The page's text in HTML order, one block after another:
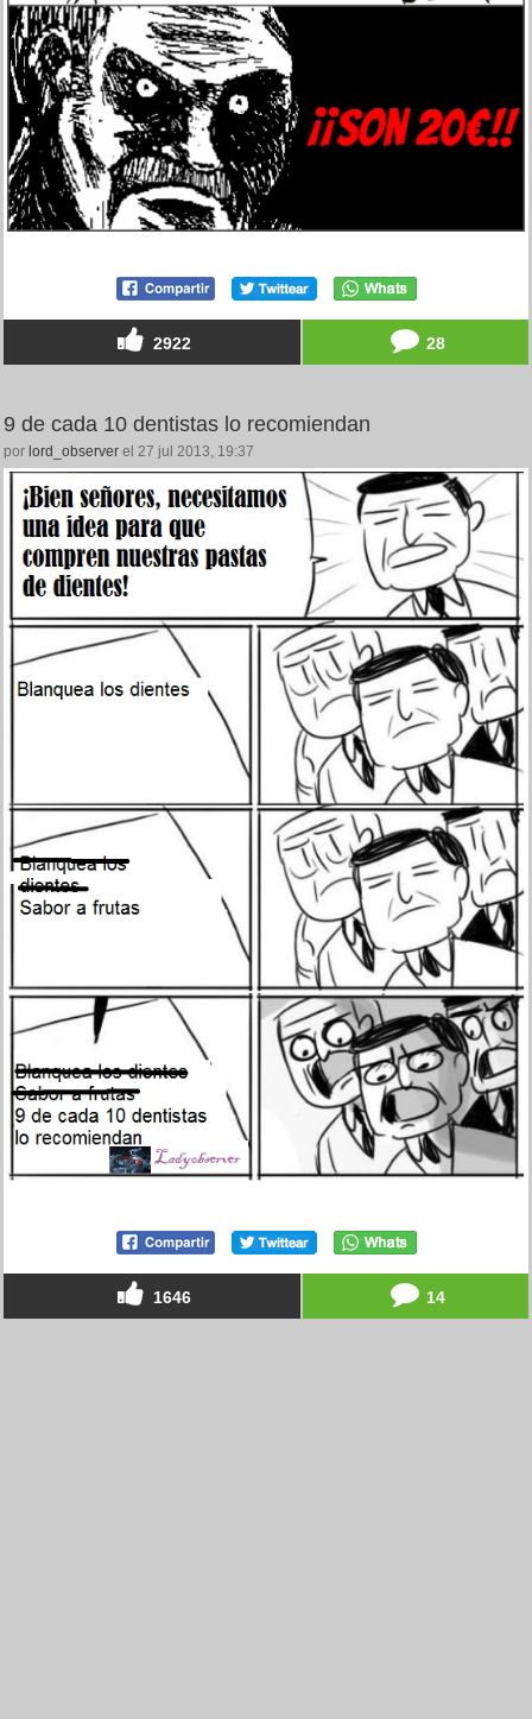
2922 28
9 de cada 10 dentistas lo recomiendan
por lord_observer el 27 jul 2013, 19:37
1646 14